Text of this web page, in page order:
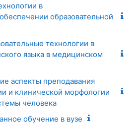
в
образовательной
технологии в
языка в медицинском
аспекты преподавания
и клинической морфологии
человека
обучение в вузе